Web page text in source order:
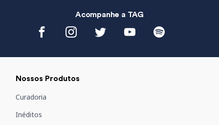
Acompanhe a TAG
Nossos Produtos
Curadoria
Inéditos